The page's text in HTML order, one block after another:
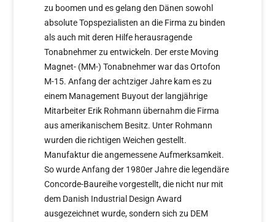
zu boomen und es gelang den Dänen sowohl
absolute Topspezialisten an die Firma zu binden
als auch mit deren Hilfe herausragende
Tonabnehmer zu entwickeln. Der erste Moving
Magnet- (MM-) Tonabnehmer war das Ortofon
M-15. Anfang der achtziger Jahre kam es zu
einem Management Buyout der langjährige
Mitarbeiter Erik Rohmann übernahm die Firma
aus amerikanischem Besitz. Unter Rohmann
wurden die richtigen Weichen gestellt.
Manufaktur die angemessene Aufmerksamkeit.
So wurde Anfang der 1980er Jahre die legendäre
Concorde-Baureihe vorgestellt, die nicht nur mit
dem Danish Industrial Design Award
ausgezeichnet wurde, sondern sich zu DEM